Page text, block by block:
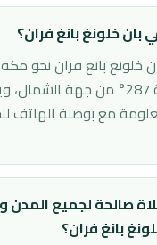
بان خلونغ بانغ فران؟
خلونغ بانغ فران نحو
تقريبًا الغرب بزاوية 287° من جهة
مع بوصلة الهاتف
صالحة لجميع المدن
بانغ فران؟